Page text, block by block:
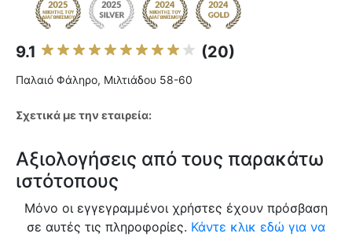
9.1 (20)
Παλαιό Φάληρο, Μιλτιάδου 58-60
Σχετικά με την εταιρεία:
Αξιολογήσεις από τους παρακάτω
ιστότοπους
Μόνο οι εγγεγραμμένοι χρήστες έχουν πρόσβαση
σε αυτές τις πληροφορίες. Κάντε κλικ εδώ για να